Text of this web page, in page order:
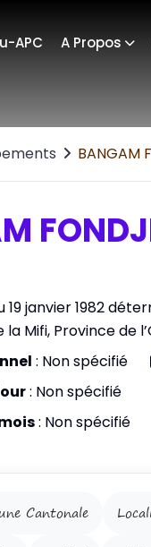
APC A Propos
BANGAM
19 janvier 1982
Mifi, Province de
: Non spécifié
: Non spécifié
: Non spécifié
Cantonale